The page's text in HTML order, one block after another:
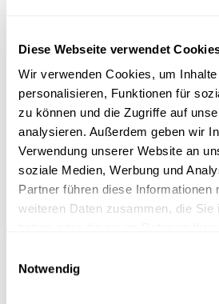
Diese Webseite verwendet
Wir verwenden Cookies, um
personalisieren, Funktionen für
zu können und die Zugriffe auf
analysieren. Außerdem geben wir
Verwendung unserer Website an
soziale Medien, Werbung und
Partner führen diese Informationen
weiteren Daten zusammen, die Sie
Notwendig
zumindest aus Sicht der
Sammlungsgeschichte
Schellacksammlung Teuchtler
Technische Anmerkungen
Schellackdigitalisierung -
Signalverbesserung
Download